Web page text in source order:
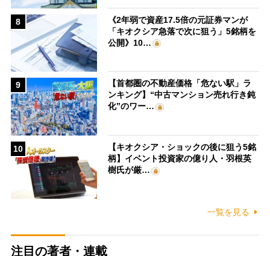
8
《2年弱で資産17.5倍の元証券マンが
「キオクシア急落で次に狙う」5銘柄を
公開》10…
9
【首都圏の不動産価格「危ない駅」ラ
ンキング】“中古マンション売れ行き鈍
化”のワー…
10
【キオクシア・ショックの後に狙う5銘
柄】イベント投資家の億り人・羽根英
樹氏が厳…
一覧を見る
注目の著者・連載